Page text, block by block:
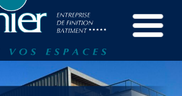
cookies